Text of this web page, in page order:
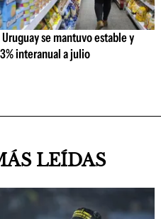
se mantuvo estable y
interanual a julio
LEÍDAS